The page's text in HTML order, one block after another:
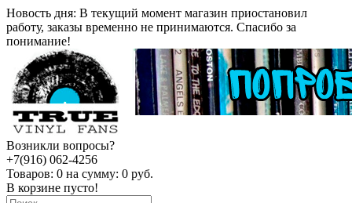
Новость дня: В текущий момент магазин приостановил
работу, заказы временно не принимаются. Спасибо за
понимание!
Возникли вопросы?
+7(916) 062-4256
Товаров: 0 на сумму: 0 руб.
В корзине пусто!